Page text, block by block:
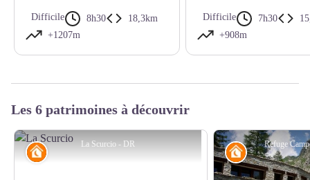
Difficile 8h30
18,3km
+1207m
Difficile 7h30
+908m
Les 6 patrimoines à découvrir
La Scurcio - DR
Refuge
Refuge
Refuge